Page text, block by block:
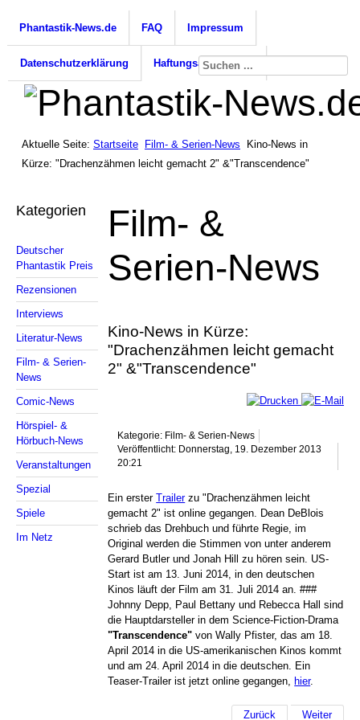
Phantastik-News.de FAQ Impressum
Datenschutzerklärung Haftungsausschluss
Aktuelle Seite: Startseite Film- & Serien-News
Kino-News in
Kürze: "Drachenzähmen leicht gemacht 2" &"Transcendence"
Kategorien
Deutscher
Phantastik Preis
Rezensionen
Interviews
Literatur-News
Film- & Serien-
News
Comic-News
Hörspiel- &
Hörbuch-News
Veranstaltungen
Spezial
Spiele
Im Netz
Film- &
Serien-News
Kino-News in Kürze:
"Drachenzähmen leicht gemacht
2" &"Transcendence"
Kategorie: Film- & Serien-News
Veröffentlicht: Donnerstag, 19. Dezember 2013
20:21
Ein ersterTrailerzu "Drachenzähmen leicht
gemacht 2" ist online gegangen. Dean DeBlois
schrieb das Drehbuch und führte Regie, im
Original werden die Stimmen von unter anderem
Gerard Butler und Jonah Hill zu hören sein. US-
Start ist am 13. Juni 2014, in den deutschen
Kinos läuft der Film am 31. Juli 2014 an. ###
Johnny Depp, Paul Bettany und Rebecca Hall sind
die Hauptdarsteller in dem Science-Fiction-Drama
"Transcendence" von Wally Pfister, das am 18.
April 2014 in die US-amerikanischen Kinos kommt
und am 24. April 2014 in die deutschen. Ein
Teaser-Trailer ist jetzt online gegangen, hier.
Zurück Weiter